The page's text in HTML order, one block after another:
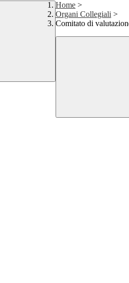
Home >
Organi Collegiali >
Comitato di